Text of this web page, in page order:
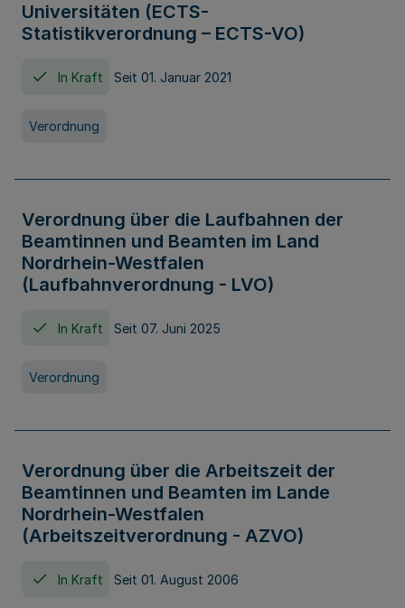
Universitäten (ECTS-
Statistikverordnung – ECTS-VO)
In Kraft Seit 01. Januar 2021
Verordnung
Verordnung über die Laufbahnen der
Beamtinnen und Beamten im Land
Nordrhein-Westfalen
(Laufbahnverordnung - LVO)
In Kraft Seit 07. Juni 2025
Verordnung
Verordnung über die Arbeitszeit der
Beamtinnen und Beamten im Lande
Nordrhein-Westfalen
(Arbeitszeitverordnung - AZVO)
In Kraft Seit 01. August 2006